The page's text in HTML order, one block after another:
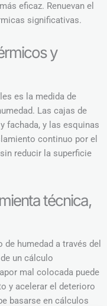
eficaz. Renuevan el
significativas.
y
es la medida de
Las cajas de
fachada, y las esquinas
continuo por el
reducir la superficie
técnica,
humedad a través del
un cálculo
mal colocada puede
y acelerar el deterioro
basarse en cálculos